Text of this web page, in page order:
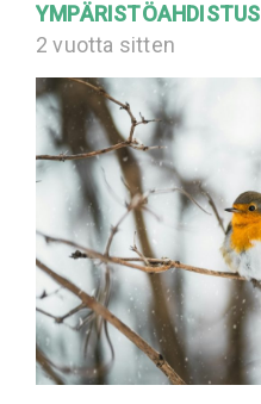
YMPÄRISTÖAHDISTUS
2 vuotta sitten